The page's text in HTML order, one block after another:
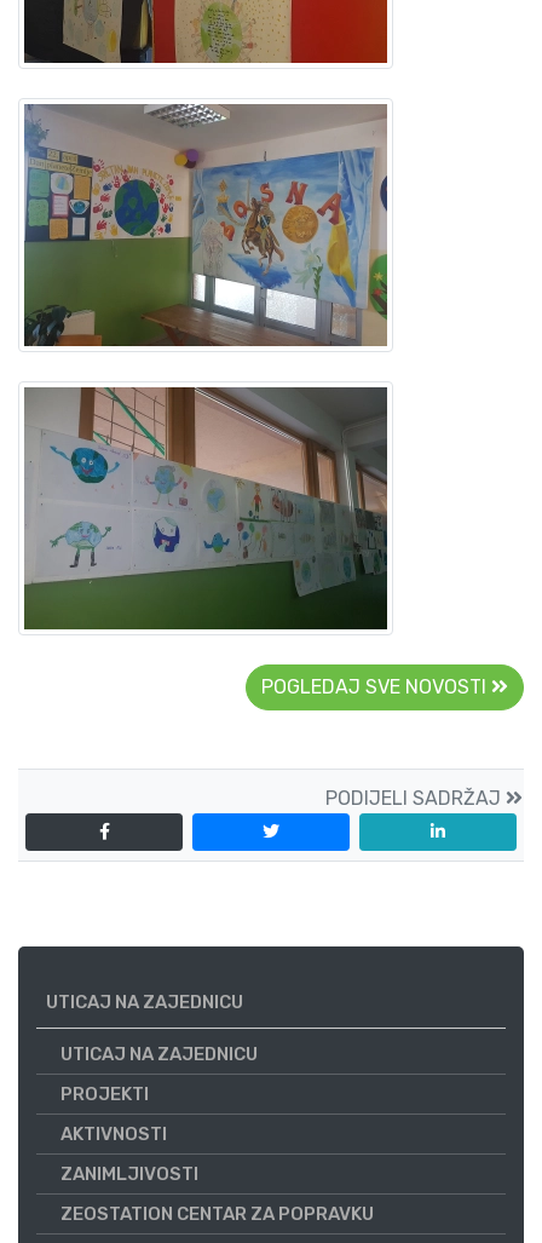
POGLEDAJ SVE NOVOSTI
PODIJELI SADRŽAJ
UTICAJ NA ZAJEDNICU
UTICAJ NA ZAJEDNICU
PROJEKTI
AKTIVNOSTI
ZANIMLJIVOSTI
ZEOSTATION CENTAR ZA POPRAVKU